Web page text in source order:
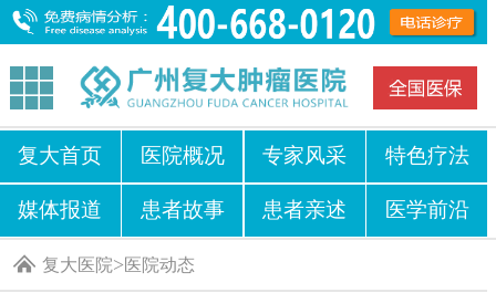
复大首页 医院概况 专家风采 特色疗法
媒体报道 患者故事 患者亲述 医学前沿
复大医院>医院动态